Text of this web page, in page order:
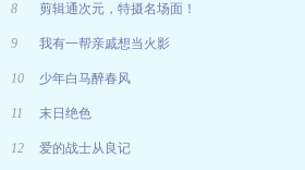
8 剪辑通次元，特摄名场面！
9 我有一帮亲戚想当火影
10 少年白马醉春风
11 末日绝色
12 爱的战士从良记